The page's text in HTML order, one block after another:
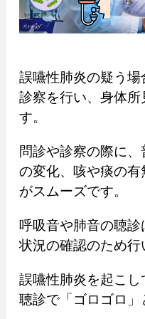
誤嚥性肺炎の疑う
診察を行い、身体所
す。
問診や診察の際に
の変化、咳や痰の
がスムーズです。
呼吸音や肺音の聴
状況の確認のため行
誤嚥性肺炎を起こ
聴診で「ゴロゴロ」